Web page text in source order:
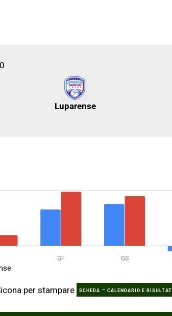
Luparense
GF GS
SCHEDA - CALENDARIO E RISULTATI